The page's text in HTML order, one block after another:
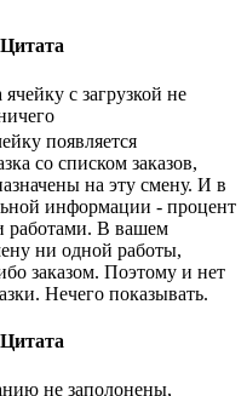
Цитата
с загрузкой не
появляется
со списком заказов,
на эту смену. И в
информации - процент
работами. В вашем
ни одной работы,
заказом. Поэтому и нет
Нечего показывать.
Цитата
не заполонены,